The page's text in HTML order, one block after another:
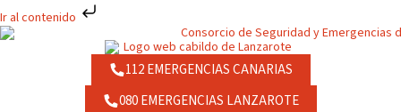
Ir al contenido
al
contenido
112 EMERGENCIAS CANARIAS
080 EMERGENCIAS LANZAROTE